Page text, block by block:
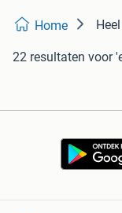
Home
22 resultaten voor